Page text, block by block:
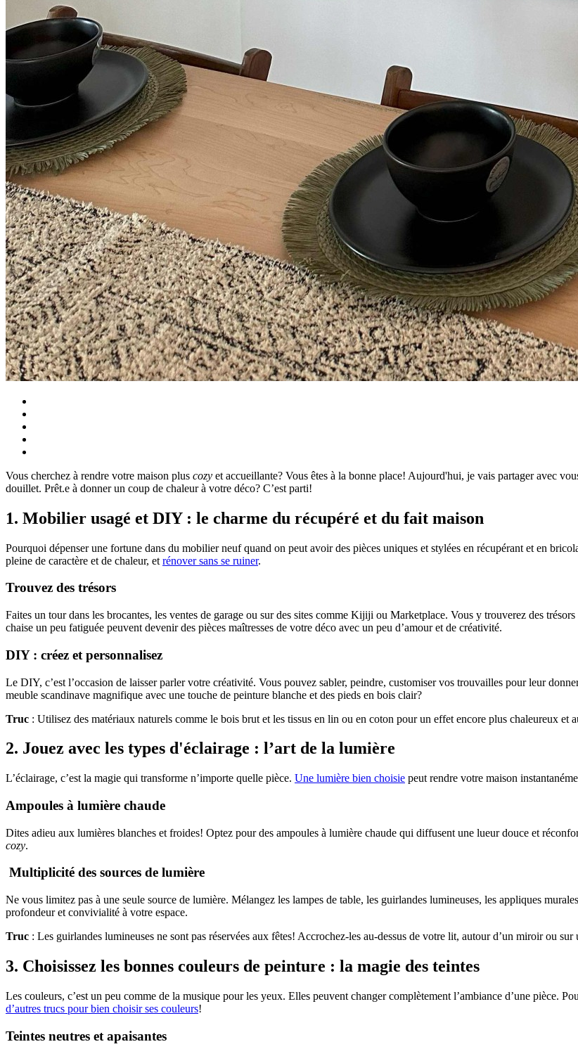
Vous cherchez à rendre votre maison plus cozy et accueillante? Vous êtes à la bonne place! Aujourd'hui, je vais partager avec
douillet. Prêt.e à donner un coup de chaleur à votre déco? C’est parti!
1. Mobilier usagé et DIY : le charme du récupéré et du fait maison
Pourquoi dépenser une fortune dans du mobilier neuf quand on peut avoir des pièces uniques et stylées en récupérant et en
pleine de caractère et de chaleur, et rénover sans se ruiner.
Trouvez des trésors
Faites un tour dans les brocantes, les ventes de garage ou sur des sites comme Kijiji ou Marketplace. Vous y trouverez des
chaise un peu fatiguée peuvent devenir des pièces maîtresses de votre déco avec un peu d’amour et de créativité.
DIY : créez et personnalisez
Le DIY, c’est l’occasion de laisser parler votre créativité. Vous pouvez sabler, peindre, customiser vos trouvailles pour leur
meuble scandinave magnifique avec une touche de peinture blanche et des pieds en bois clair?
Truc : Utilisez des matériaux naturels comme le bois brut et les tissus en lin ou en coton pour un effet encore plus chaleureux et
2. Jouez avec les types d'éclairage : l’art de la lumière
L’éclairage, c’est la magie qui transforme n’importe quelle pièce. Une lumière bien choisie peut rendre votre maison
Ampoules à lumière chaude
Dites adieu aux lumières blanches et froides! Optez pour des ampoules à lumière chaude qui diffusent une lueur douce et
cozy.
Multiplicité des sources de lumière
Ne vous limitez pas à une seule source de lumière. Mélangez les lampes de table, les guirlandes lumineuses, les appliques
profondeur et convivialité à votre espace.
Truc : Les guirlandes lumineuses ne sont pas réservées aux fêtes! Accrochez-les au-dessus de votre lit, autour d’un miroir ou
3. Choisissez les bonnes couleurs de peinture : la magie des teintes
Les couleurs, c’est un peu comme de la musique pour les yeux. Elles peuvent changer complètement l’ambiance d’une pièce.
d’autres trucs pour bien choisir ses couleurs!
Teintes neutres et apaisantes